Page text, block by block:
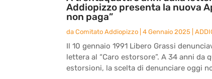
Addiopizzo presenta la nuova
non paga”
da Comitato Addiopizzo 4 Gennaio 2025
Il 10 gennaio 1991 Libero Grassi
lettera al “Caro estorsore”. A 34 anni da
estorsioni, la scelta di denunciare oggi